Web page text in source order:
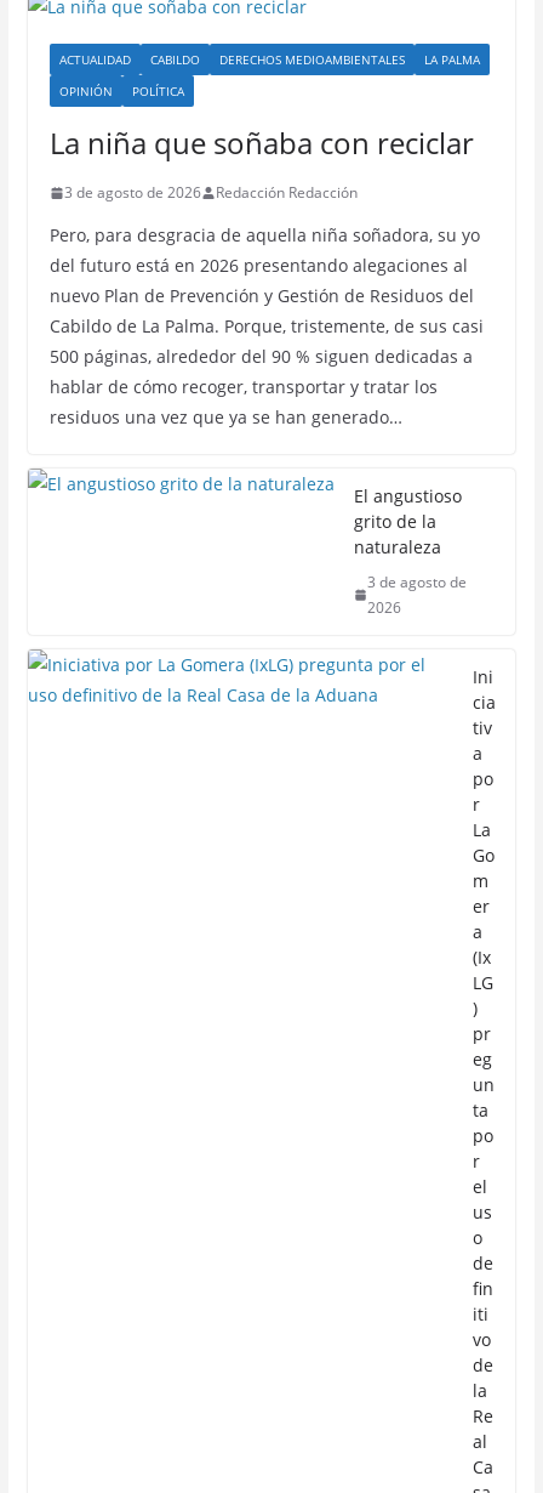
ACTUALIDAD CABILDO DERECHOS MEDIOAMBIENTALES
LA PALMA
OPINIÓN
POLÍTICA
La niña que soñaba con reciclar
3 de agosto de 2026 Redacción Redacción
Pero, para desgracia de aquella niña soñadora, su yo
del futuro está en 2026 presentando alegaciones al
nuevo Plan de Prevención y Gestión de Residuos del
Cabildo de La Palma. Porque, tristemente, de sus casi
500 páginas, alrededor del 90 % siguen dedicadas a
hablar de cómo recoger, transportar y tratar los
residuos una vez que ya se han generado…
El angustioso
grito de la
naturaleza
3 de agosto de
2026
Ini
cia
tiv
a
po
r
La
Go
m
er
a
(Ix
LG
)
pr
eg
un
ta
po
r
el
us
o
de
fin
iti
vo
de
la
Re
al
Ca